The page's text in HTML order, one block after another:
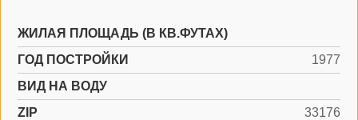
ЖИЛАЯ ПЛОЩАДЬ (В КВ.ФУТАХ)
ГОД ПОСТРОЙКИ
1977
ВИД НА ВОДУ
ZIP
33176